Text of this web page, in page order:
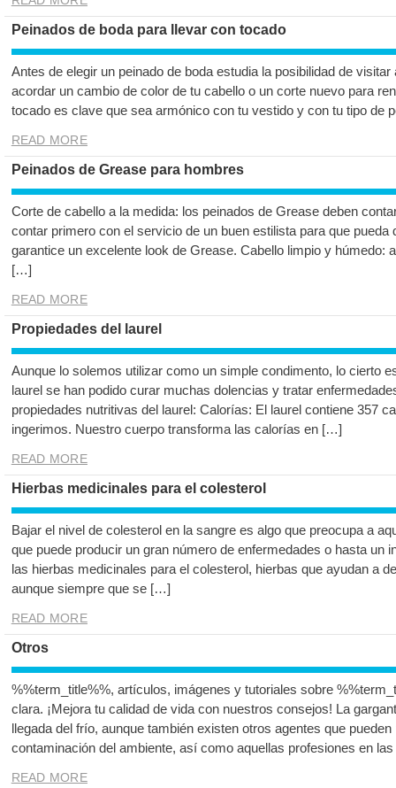
Peinados de boda para llevar con tocado
Antes de elegir un peinado de boda estudia la posibilidad de
acordar un cambio de color de tu cabello o un corte nuevo para
tocado es clave que sea armónico con tu vestido y con tu tipo de
READ MORE
Peinados de Grease para hombres
Corte de cabello a la medida: los peinados de Grease deben
contar primero con el servicio de un buen estilista para que pueda
garantice un excelente look de Grease. Cabello limpio y húmedo:
[…]
READ MORE
Propiedades del laurel
Aunque lo solemos utilizar como un simple condimento, lo cierto
laurel se han podido curar muchas dolencias y tratar
propiedades nutritivas del laurel: Calorías: El laurel contiene 357
ingerimos. Nuestro cuerpo transforma las calorías en […]
READ MORE
Hierbas medicinales para el colesterol
Bajar el nivel de colesterol en la sangre es algo que preocupa a
que puede producir un gran número de enfermedades o hasta un
las hierbas medicinales para el colesterol, hierbas que ayudan a
aunque siempre que se […]
READ MORE
Otros
%%term_title%%, artículos, imágenes y tutoriales sobre
clara. ¡Mejora tu calidad de vida con nuestros consejos! La
llegada del frío, aunque también existen otros agentes que
contaminación del ambiente, así como aquellas profesiones en
READ MORE